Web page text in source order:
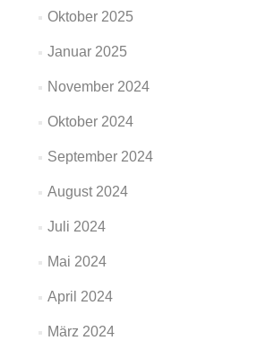
Oktober 2025
Januar 2025
November 2024
Oktober 2024
September 2024
August 2024
Juli 2024
Mai 2024
April 2024
März 2024